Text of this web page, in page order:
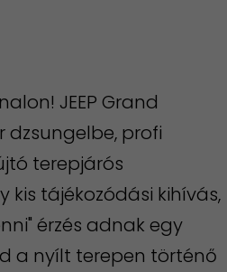
JEEP Grand
profi
terepjárós
tájékozódási kihívás,
érzés adnak egy
a nyílt terepen történő